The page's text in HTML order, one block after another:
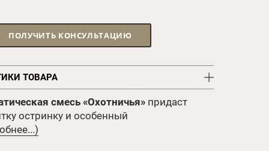
ПОЛУЧИТЬ КОНСУЛЬТАЦИЮ
ТОВАРА
смесь «Охотничья» придаст
остринку и особенный